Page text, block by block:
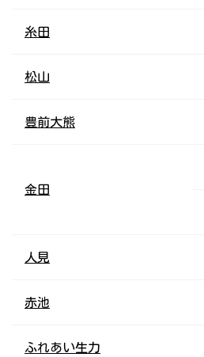
糸田
松山
豊前大熊
金田
人見
赤池
ふれあい生力